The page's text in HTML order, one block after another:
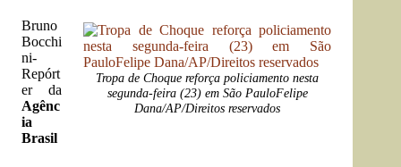
Tropa de Choque reforça policiamento nesta
segunda-feira (23) em São PauloFelipe
Dana/AP/Direitos reservados
Bruno
Bocchi
ni-
Repórt
er da
Agênc
ia
Brasil